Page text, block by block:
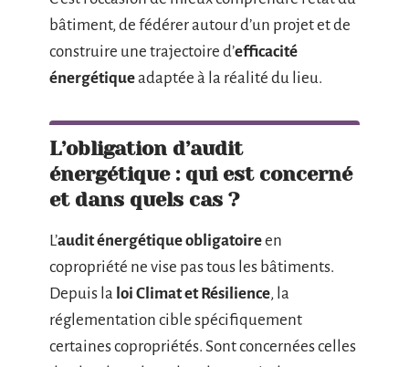
bâtiment, de fédérer autour d’un projet et de
construire une trajectoire d’efficacité
énergétiqueadaptée à la réalité du lieu.
L’obligation d’audit
énergétique : qui est concerné
et dans quels cas ?
L’audit énergétique obligatoireen
copropriété ne vise pas tous les bâtiments.
Depuis la loi Climat et Résilience, la
réglementation cible spécifiquement
certaines copropriétés. Sont concernées celles